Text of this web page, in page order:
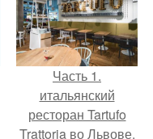
Часть 1.
итальянский
ресторан Tartufo
Trattoria во Львове.